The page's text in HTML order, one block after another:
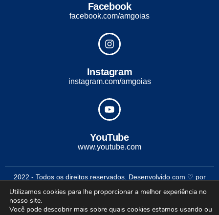
Facebook
facebook.com/amgoias
Instagram
instagram.com/amgoias
YouTube
www.youtube.com
2022 - Todos os direitos reservados. Desenvolvido com ♡ por
Utilizamos cookies para lhe proporcionar a melhor experiência no
nosso site.
Você pode descobrir mais sobre quais cookies estamos usando ou